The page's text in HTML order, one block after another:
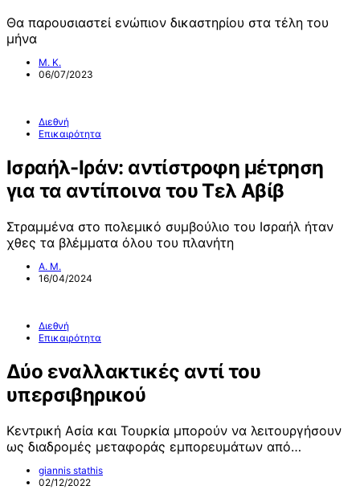
Θα παρουσιαστεί ενώπιον δικαστηρίου στα τέλη του
μήνα
Μ. Κ.
06/07/2023
Διεθνή
Επικαιρότητα
Ισραήλ-Ιράν: αντίστροφη μέτρηση
για τα αντίποινα του Τελ Αβίβ
Στραμμένα στο πολεμικό συμβούλιο του Ισραήλ ήταν
χθες τα βλέμματα όλου του πλανήτη
Α. Μ.
16/04/2024
Διεθνή
Επικαιρότητα
Δύο εναλλακτικές αντί του
υπερσιβηρικού
Κεντρική Ασία και Τουρκία μπορούν να λειτουργήσουν
ως διαδρομές μεταφοράς εμπορευμάτων από…
giannis stathis
02/12/2022